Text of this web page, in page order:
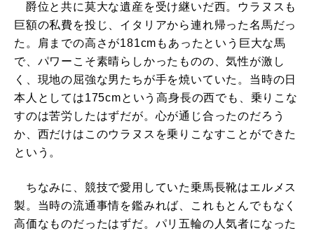
爵位と共に莫大な遺産を受け継いだ西。ウラヌスも
巨額の私費を投じ、イタリアから連れ帰った名馬だっ
た。肩までの高さが181cmもあったという巨大な馬
で、パワーこそ素晴らしかったものの、気性が激し
く、現地の屈強な男たちが手を焼いていた。当時の日
本人としては175cmという高身長の西でも、乗りこな
すのは苦労したはずだが。心が通じ合ったのだろう
か、西だけはこのウラヌスを乗りこなすことができた
という。
ちなみに、競技で愛用していた乗馬長靴はエルメス
製。当時の流通事情を鑑みれば、これもとんでもなく
高価なものだったはずだ。パリ五輪の人気者になった